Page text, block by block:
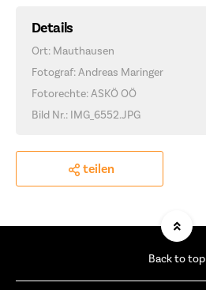
Details
Ort: Mauthausen
Fotograf: Andreas Maringer
Fotorechte: ASKÖ OÖ
Bild Nr.: IMG_6552.JPG
teilen
Back to top